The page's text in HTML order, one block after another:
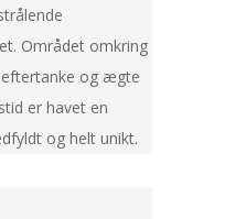
Området omkring
og ægte
er havet en
og helt unikt.